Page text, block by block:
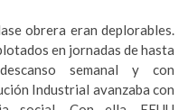
obrera eran deplorables.
en jornadas de hasta
semanal y con
Industrial avanzaba con